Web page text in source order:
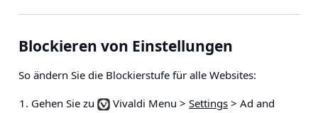
Blockieren von Einstellungen
So ändern Sie die Blockierstufe für alle Websites:
Gehen Sie zu
Vivaldi Menu > Settings > Ad and